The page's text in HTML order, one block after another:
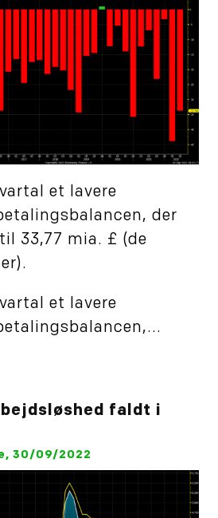
et lavere
der
33,77 mia. £ (de
et lavere
faldt i
30/09/2022